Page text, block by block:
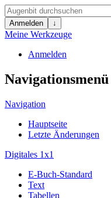
Anmelden ↓
Meine Werkzeuge
Anmelden
Navigationsmenü
Navigation
Hauptseite
Letzte Änderungen
Digitales 1x1
E-Buch-Standard
Text
Tabellen